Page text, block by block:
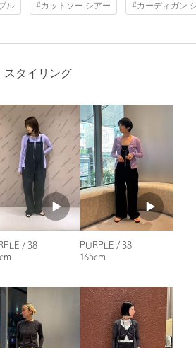
機洗い可 洗濯表示について
製
5-000108
購入サイズ：38
と羽織れる感じや、シャツよりも女性
る感想・体感によるもので、商品の効果や性
ん。
ル #カットソー シアー #カーディガン
スタイリング
/ 38
PURPLE / 38
165cm